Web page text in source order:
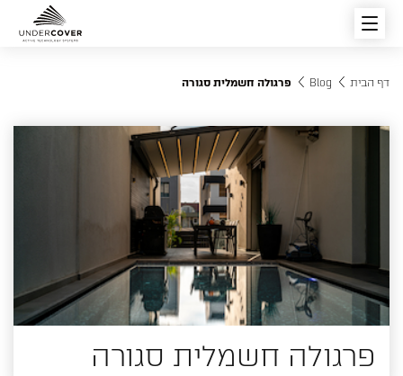
דף הבית Blog פרגולה חשמלית סגורה
פרגולה חשמלית סגורה
פרגולות חשמליות
סוגי הפרגולות החשמליות
מוצרים מובילים
רפפות וגגות הזזה חשמליים
צור קשר